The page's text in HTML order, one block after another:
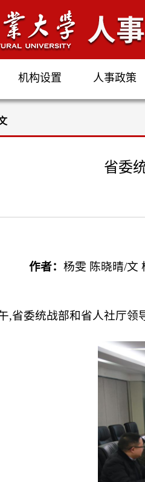
机构设置 人事政策
省委
作者： 杨雯 陈晓晴/文
,省委统战部和省人社厅领